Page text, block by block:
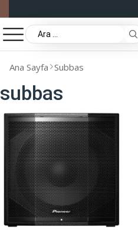
Ana Sayfa Subbas
subbas